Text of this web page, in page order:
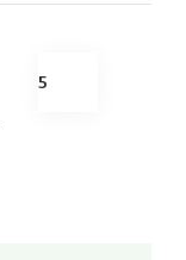
PAGE
5